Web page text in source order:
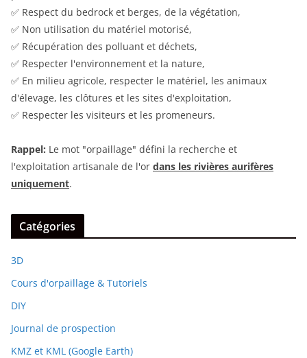
✅ Respect du bedrock et berges, de la végétation,
✅ Non utilisation du matériel motorisé,
✅ Récupération des polluant et déchets,
✅ Respecter l'environnement et la nature,
✅ En milieu agricole, respecter le matériel, les animaux
d'élevage, les clôtures et les sites d'exploitation,
✅ Respecter les visiteurs et les promeneurs.
Rappel: Le mot "orpaillage" défini la recherche et
l'exploitation artisanale de l'or dans les rivières aurifères
uniquement.
Catégories
3D
Cours d'orpaillage & Tutoriels
DIY
Journal de prospection
KMZ et KML (Google Earth)